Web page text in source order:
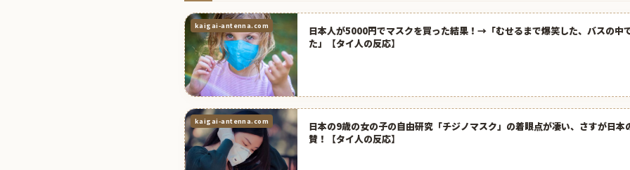
kaigai-antenna.com
日本人が5000円でマスクを買った結果！→「むせるまで爆笑した、バスの中
た」【タイ人の反応】
kaigai-antenna.com
日本の9歳の女の子の自由研究「チジノマスク」の着眼点が凄い、さすが日本
賛！【タイ人の反応】